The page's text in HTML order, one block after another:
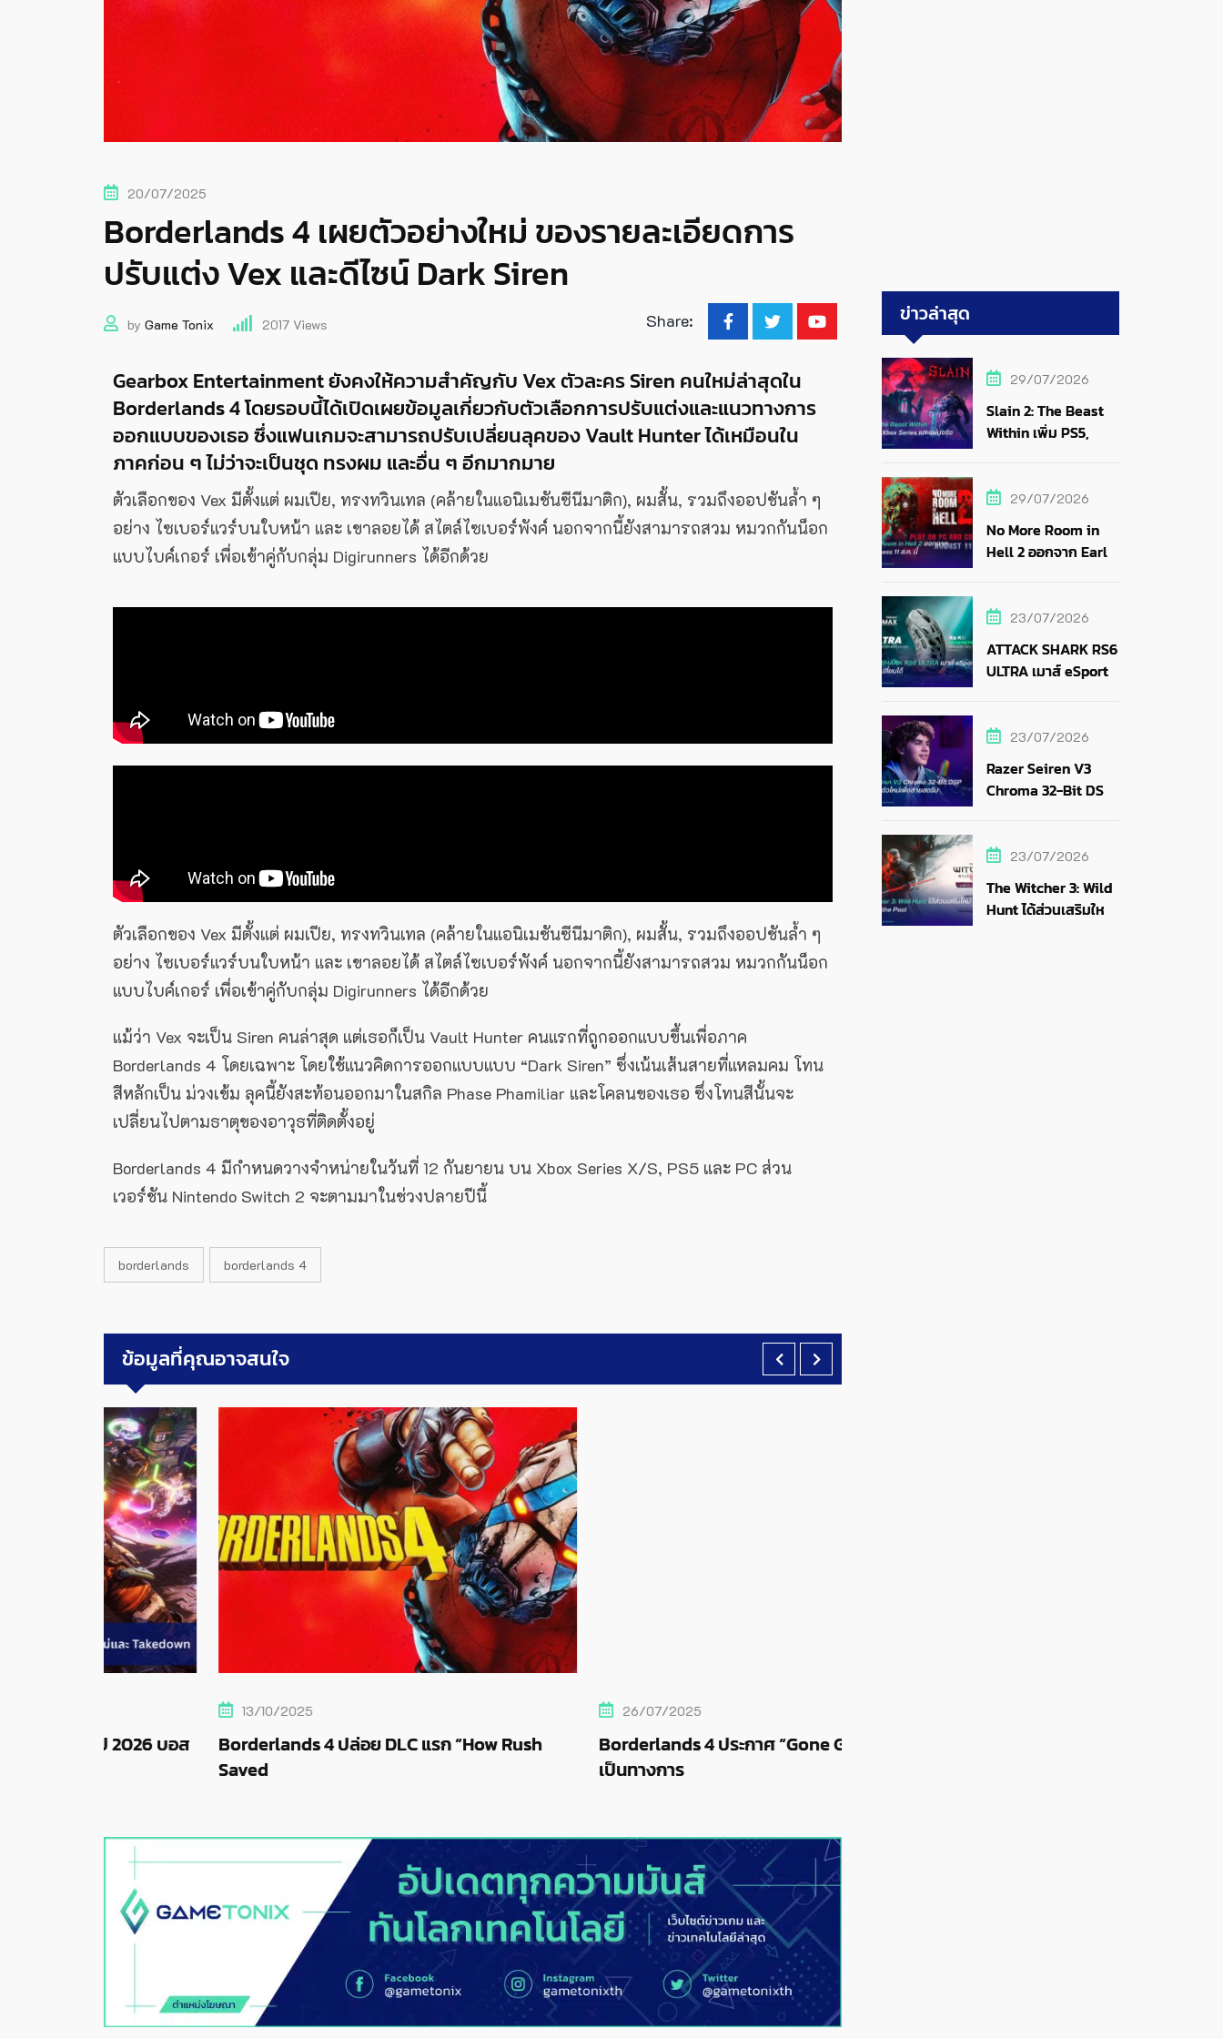
20/07/2025
Borderlands 4 เผยตัวอย่างใหม่ ของรายละเอียดการ
ปรับแต่ง Vex และดีไซน์ Dark Siren
by Game Tonix 2017 Views Share:
Gearbox Entertainment ยังคงให้ความสำคัญกับ Vex ตัวละคร Siren คนใหม่ล่าสุดใน
Borderlands 4 โดยรอบนี้ได้เปิดเผยข้อมูลเกี่ยวกับตัวเลือกการปรับแต่งและแนวทางการ
ออกแบบของเธอ ซึ่งแฟนเกมจะสามารถปรับเปลี่ยนลุคของ Vault Hunter ได้เหมือนใน
ภาคก่อน ๆ ไม่ว่าจะเป็นชุด ทรงผม และอื่น ๆ อีกมากมาย
ตัวเลือกของ Vex มีตั้งแต่ ผมเปีย, ทรงทวินเทล (คล้ายในแอนิเมชันซีนีมาติก), ผมสั้น, รวมถึงออปชันล้ำ ๆ
อย่าง ไซเบอร์แวร์บนใบหน้า และ เขาลอยได้ สไตล์ไซเบอร์พังค์ นอกจากนี้ยังสามารถสวม หมวกกันน็อก
แบบไบค์เกอร์ เพื่อเข้าคู่กับกลุ่ม Digirunners ได้อีกด้วย
ตัวเลือกของ Vex มีตั้งแต่ ผมเปีย, ทรงทวินเทล (คล้ายในแอนิเมชันซีนีมาติก), ผมสั้น, รวมถึงออปชันล้ำ ๆ
อย่าง ไซเบอร์แวร์บนใบหน้า และ เขาลอยได้ สไตล์ไซเบอร์พังค์ นอกจากนี้ยังสามารถสวม หมวกกันน็อก
แบบไบค์เกอร์ เพื่อเข้าคู่กับกลุ่ม Digirunners ได้อีกด้วย
แม้ว่า Vex จะเป็น Siren คนล่าสุด แต่เธอก็เป็น Vault Hunter คนแรกที่ถูกออกแบบขึ้นเพื่อภาค
Borderlands 4 โดยเฉพาะ โดยใช้แนวคิดการออกแบบแบบ “Dark Siren” ซึ่งเน้นเส้นสายที่แหลมคม โทน
สีหลักเป็น ม่วงเข้ม ลุคนี้ยังสะท้อนออกมาในสกิล Phase Phamiliar และโคลนของเธอ ซึ่งโทนสีนั้นจะ
เปลี่ยนไปตามธาตุของอาวุธที่ติดตั้งอยู่
Borderlands 4 มีกำหนดวางจำหน่ายในวันที่ 12 กันยายน บน Xbox Series X/S, PS5 และ PC ส่วน
เวอร์ชัน Nintendo Switch 2 จะตามมาในช่วงปลายปีนี้
borderlands borderlands 4
ข้อมูลที่คุณอาจสนใจ
Borderlands 4 ปล่อย DLC แรก “How Rush
Borderlands 4 ประกาศ “Gone Gold” แล้ว อย่าง
ข่าวล่าสุด
29/07/2026
Slain 2: The Beast
Within เพิ่ม PS5,
29/07/2026
No More Room in
Hell 2 ออกจาก Early
23/07/2026
ATTACK SHARK RS6
ULTRA เมาส์ eSports
23/07/2026
Razer Seiren V3
Chroma 32-Bit DSP
23/07/2026
The Witcher 3: Wild
Hunt ได้ส่วนเสริมใหม่